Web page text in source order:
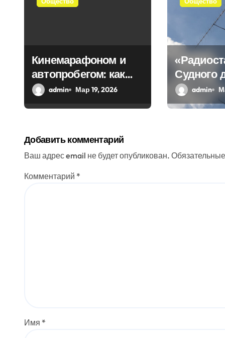
а
п
с
я
м
Кинемарафоном и
автопробегом: как
Севастополь
admin Мар 19, 2026
Судного
admin
Добавить комментарий
Ваш адрес email не будет опубликован.
Комментарий *
Имя *